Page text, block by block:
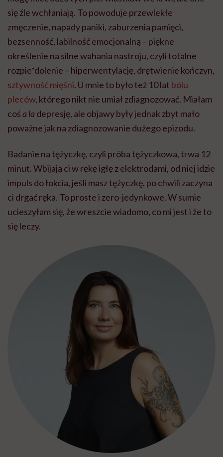
się źle wchłaniają. To powoduje przewlekłe
zmęczenie, napady paniki, zaburzenia pamięci,
bezsenność, labilność emocjonalną – piękne
określenie na silne wahania nastroju, czyli totalne
rozpie*dolenie – hiperwentylację, drętwienie kończyn,
sztywność mięśni. U mnie to było też 10 lat bólu
pleców, którego nikt nie umiał zdiagnozować. Miałam
cośa la depresję, ale objawy były jednak zbyt mało
poważne jak na zdiagnozowanie dużego epizodu.
Badanie na tężyczkę, czyli próba tężyczkowa, trwa 12
minut. Wbijają ci w rękę igłę z elektrodami, od niej idzie
impuls do łokcia, jeśli masz tężyczkę, po chwili zaczyna
ci drgać ręka. To proste i zero-jedynkowe. W sumie
ucieszyłam się, że wreszcie wiadomo, co mi jest i że to
się leczy.